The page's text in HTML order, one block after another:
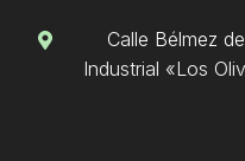
Calle Bélmez
Industrial «Los